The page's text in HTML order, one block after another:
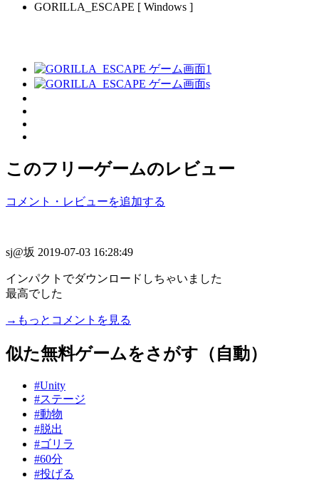
GORILLA_ESCAPE [ Windows ]
このフリーゲームのレビュー
コメント・レビューを追加する
sj@坂 2019-07-03 16:28:49
インパクトでダウンロードしちゃいました
最高でした
→もっとコメントを見る
似た無料ゲームをさがす（自動）
#Unity
#ステージ
#動物
#脱出
#ゴリラ
#60分
#投げる